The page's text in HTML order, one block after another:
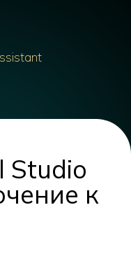
Studio
к